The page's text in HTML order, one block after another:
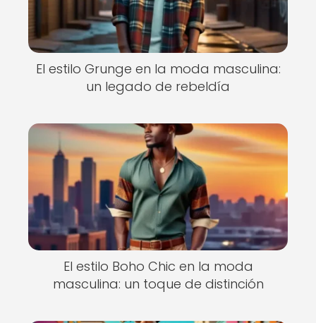
El estilo Grunge en la moda masculina:
un legado de rebeldía
El estilo Boho Chic en la moda
masculina: un toque de distinción